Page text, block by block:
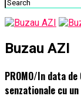
Buzau AZI
PROMO/In data
senzationale cu